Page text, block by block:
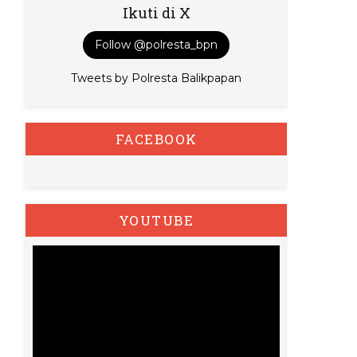
Ikuti di X
Follow @polresta_bpn
Tweets by Polresta Balikpapan
FACEBOOK
YOUTUBE